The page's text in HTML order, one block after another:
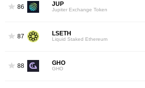
86 JUP
Jupiter Exchange Token
87 LSETH
Liquid Staked Ethereum
88 GHO
GHO